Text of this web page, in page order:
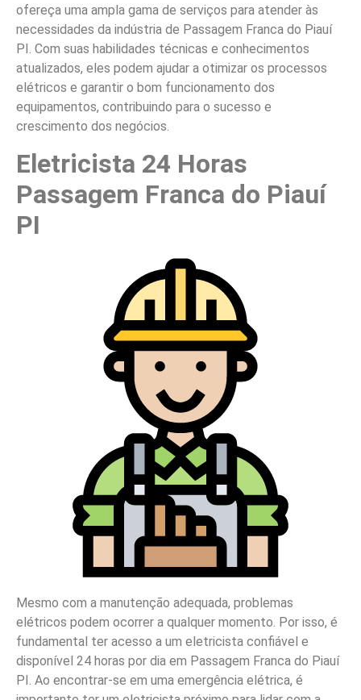
ofereça uma ampla gama de serviços para atender às
necessidades da indústria de Passagem Franca do Piauí
PI. Com suas habilidades técnicas e conhecimentos
atualizados, eles podem ajudar a otimizar os processos
elétricos e garantir o bom funcionamento dos
equipamentos, contribuindo para o sucesso e
crescimento dos negócios.
Eletricista 24 Horas
Passagem Franca do Piauí
PI
Mesmo com a manutenção adequada, problemas
elétricos podem ocorrer a qualquer momento. Por isso, é
fundamental ter acesso a um eletricista confiável e
disponível 24 horas por dia em Passagem Franca do Piauí
PI. Ao encontrar-se em uma emergência elétrica, é